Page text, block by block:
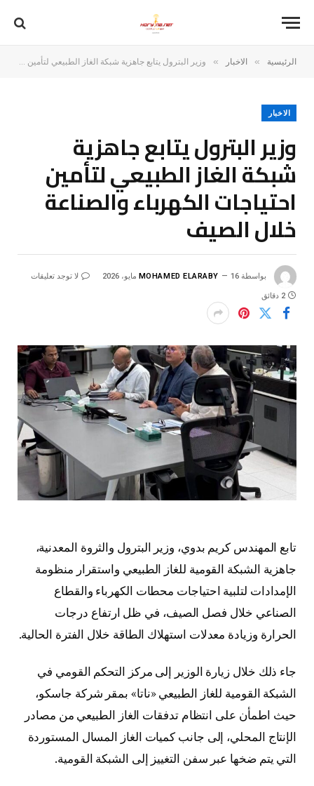
الرئيسية » الاخبار » وزير البترول يتابع جاهزية شبكة الغاز الطبيعي لتأمين احتياجات الكهرباء والصناعة خلال الصيف
الاخبار
وزير البترول يتابع جاهزية
شبكة الغاز الطبيعي لتأمين
احتياجات الكهرباء والصناعة
خلال الصيف
بواسطة MOHAMED ELARABY 16 مايو، 2026 لا توجد تعليقات
2 دقائق
تابع المهندس كريم بدوي، وزير البترول والثروة المعدنية،
جاهزية الشبكة القومية للغاز الطبيعي واستقرار منظومة
الإمدادات لتلبية احتياجات محطات الكهرباء والقطاع
الصناعي خلال فصل الصيف، في ظل ارتفاع درجات
الحرارة وزيادة معدلات استهلاك الطاقة خلال الفترة الحالية.
جاء ذلك خلال زيارة الوزير إلى مركز التحكم القومي في
الشبكة القومية للغاز الطبيعي «ناتا» بمقر شركة جاسكو،
حيث اطمأن على انتظام تدفقات الغاز الطبيعي من مصادر
الإنتاج المحلي، إلى جانب كميات الغاز المسال المستوردة
التي يتم ضخها عبر سفن التغييز إلى الشبكة القومية.